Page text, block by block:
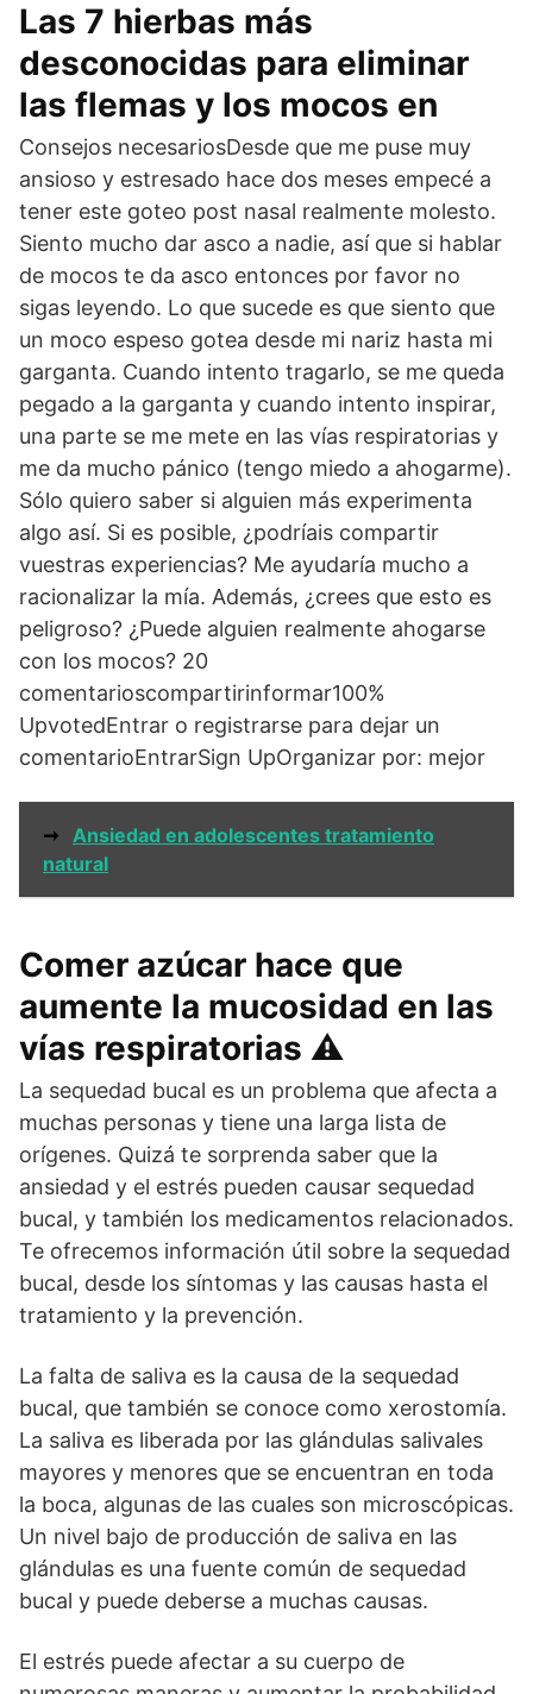
Las 7 hierbas más
desconocidas para eliminar
las flemas y los mocos en
Consejos necesariosDesde que me puse muy
ansioso y estresado hace dos meses empecé a
tener este goteo post nasal realmente molesto.
Siento mucho dar asco a nadie, así que si hablar
de mocos te da asco entonces por favor no
sigas leyendo. Lo que sucede es que siento que
un moco espeso gotea desde mi nariz hasta mi
garganta. Cuando intento tragarlo, se me queda
pegado a la garganta y cuando intento inspirar,
una parte se me mete en las vías respiratorias y
me da mucho pánico (tengo miedo a ahogarme).
Sólo quiero saber si alguien más experimenta
algo así. Si es posible, ¿podríais compartir
vuestras experiencias? Me ayudaría mucho a
racionalizar la mía. Además, ¿crees que esto es
peligroso? ¿Puede alguien realmente ahogarse
con los mocos? 20
comentarioscompartirinformar100%
UpvotedEntrar o registrarse para dejar un
comentarioEntrarSign UpOrganizar por: mejor
➞ Ansiedad en adolescentes tratamiento
natural
Comer azúcar hace que
aumente la mucosidad en las
vías respiratorias ⚠️
La sequedad bucal es un problema que afecta a
muchas personas y tiene una larga lista de
orígenes. Quizá te sorprenda saber que la
ansiedad y el estrés pueden causar sequedad
bucal, y también los medicamentos relacionados.
Te ofrecemos información útil sobre la sequedad
bucal, desde los síntomas y las causas hasta el
tratamiento y la prevención.
La falta de saliva es la causa de la sequedad
bucal, que también se conoce como xerostomía.
La saliva es liberada por las glándulas salivales
mayores y menores que se encuentran en toda
la boca, algunas de las cuales son microscópicas.
Un nivel bajo de producción de saliva en las
glándulas es una fuente común de sequedad
bucal y puede deberse a muchas causas.
El estrés puede afectar a su cuerpo de